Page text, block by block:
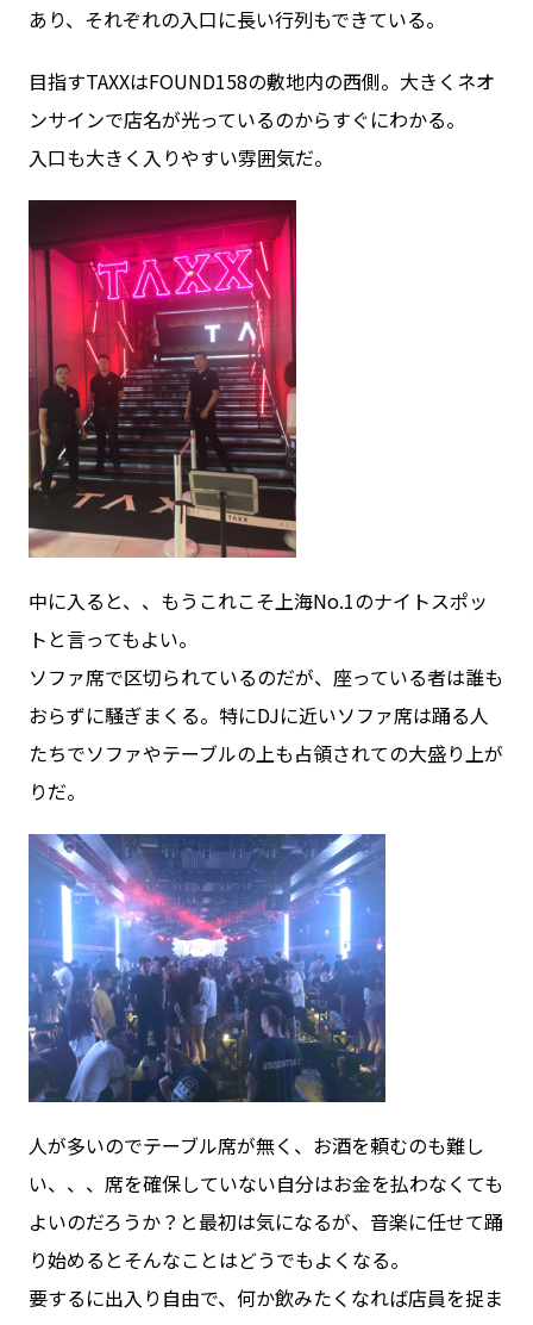
あり、それぞれの入口に長い行列もできている。
目指すTAXXはFOUND158の敷地内の西側。大きくネオ
ンサインで店名が光っているのからすぐにわかる。
入口も大きく入りやすい雰囲気だ。
中に入ると、、もうこれこそ上海No.1のナイトスポッ
トと言ってもよい。
ソファ席で区切られているのだが、座っている者は誰も
おらずに騒ぎまくる。特にDJに近いソファ席は踊る人
たちでソファやテーブルの上も占領されての大盛り上が
りだ。
人が多いのでテーブル席が無く、お酒を頼むのも難し
い、、、席を確保していない自分はお金を払わなくても
よいのだろうか？と最初は気になるが、音楽に任せて踊
り始めるとそんなことはどうでもよくなる。
要するに出入り自由で、何か飲みたくなれば店員を捉ま